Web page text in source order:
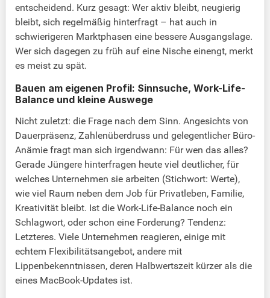
entscheidend. Kurz gesagt: Wer aktiv bleibt, neugierig
bleibt, sich regelmäßig hinterfragt – hat auch in
schwierigeren Marktphasen eine bessere Ausgangslage.
Wer sich dagegen zu früh auf eine Nische einengt, merkt
es meist zu spät.
Bauen am eigenen Profil: Sinnsuche, Work-Life-
Balance und kleine Auswege
Nicht zuletzt: die Frage nach dem Sinn. Angesichts von
Dauerpräsenz, Zahlenüberdruss und gelegentlicher Büro-
Anämie fragt man sich irgendwann: Für wen das alles?
Gerade Jüngere hinterfragen heute viel deutlicher, für
welches Unternehmen sie arbeiten (Stichwort: Werte),
wie viel Raum neben dem Job für Privatleben, Familie,
Kreativität bleibt. Ist die Work-Life-Balance noch ein
Schlagwort, oder schon eine Forderung? Tendenz:
Letzteres. Viele Unternehmen reagieren, einige mit
echtem Flexibilitätsangebot, andere mit
Lippenbekenntnissen, deren Halbwertszeit kürzer als die
eines MacBook-Updates ist.